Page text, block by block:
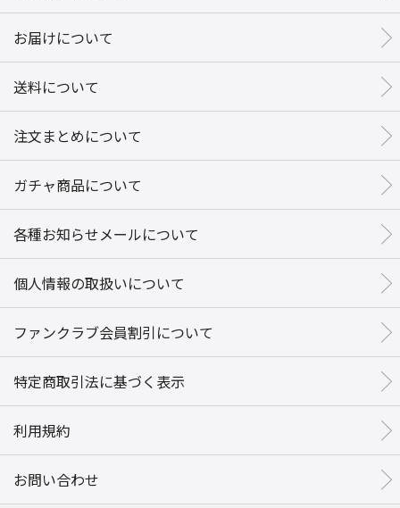
お届けについて
送料について
注文まとめについて
ガチャ商品について
各種お知らせメールについて
個人情報の取扱いについて
ファンクラブ会員割引について
特定商取引法に基づく表示
利用規約
お問い合わせ